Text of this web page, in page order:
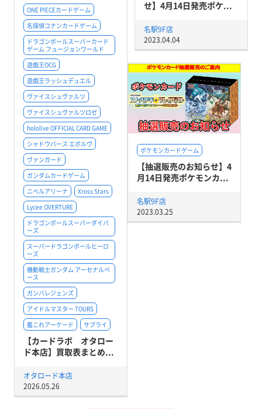
ONE PIECEカードゲーム
名探偵コナンカードゲーム
ドラゴンボールスーパーカード
ゲーム フュージョンワールド
遊戯王OCG
遊戯王ラッシュデュエル
ヴァイスシュヴァルツ
ヴァイスシュヴァルツロゼ
hololive OFFICIAL CARD GAME
シャドウバース エボルヴ
ヴァンガード
ガンダムカードゲーム
ニベルアリーナ
Xross Stars
Lycee OVERTURE
ドラゴンボールスーパーダイバ
ーズ
スーパードラゴンボールヒーロ
ーズ
機動戦士ガンダム アーセナルベ
ース
ガンバレジェンズ
アイドルマスター TOURS
艦これアーケード
サプライ
【カードラボ オタロー
ド本店】買取表まとめ...
オタロード本店
2026.05.26
せ】4月14日発売ポケ...
名駅9F店
2023.04.04
ポケモンカードゲーム
【抽選販売のお知らせ】4
月14日発売ポケモンカ...
名駅9F店
2023.03.25